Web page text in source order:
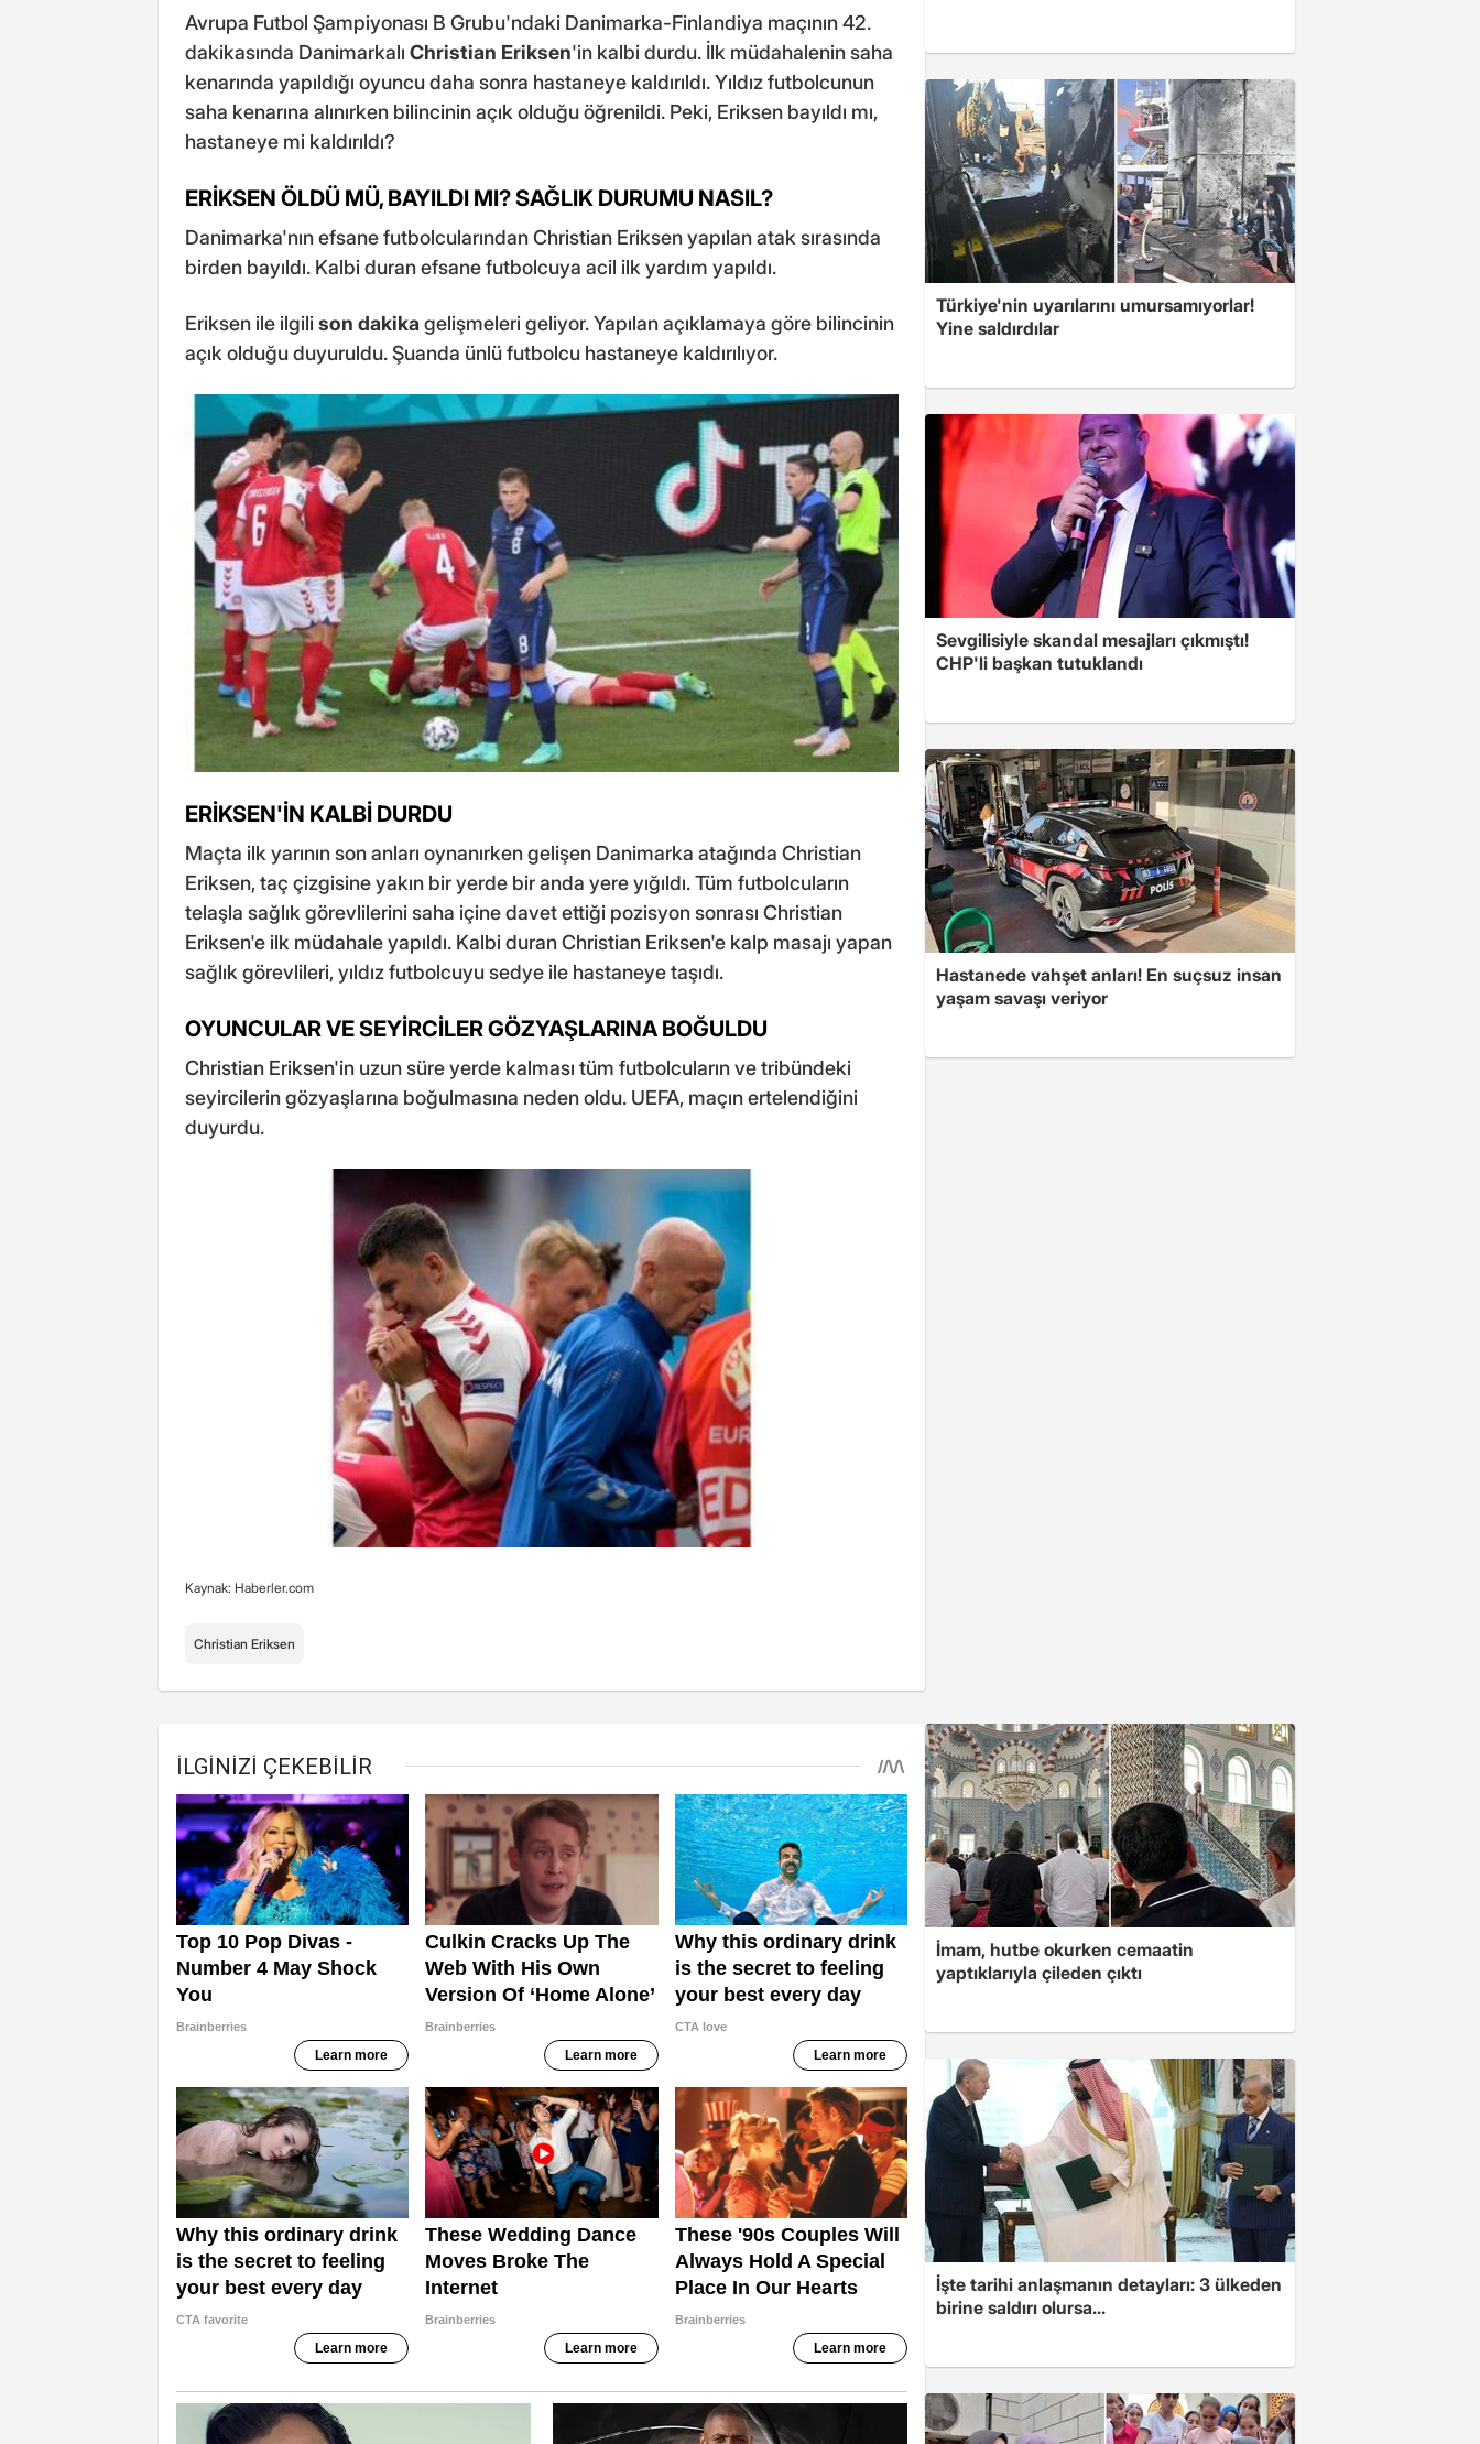
Avrupa Futbol Şampiyonası B Grubu'ndaki Danimarka-Finlandiya maçının 42.
dakikasında Danimarkalı Christian Eriksen'in kalbi durdu. İlk müdahalenin saha
kenarında yapıldığı oyuncu daha sonra hastaneye kaldırıldı. Yıldız futbolcunun
saha kenarına alınırken bilincinin açık olduğu öğrenildi. Peki, Eriksen bayıldı mı,
hastaneye mi kaldırıldı?
ERİKSEN ÖLDÜ MÜ, BAYILDI MI? SAĞLIK DURUMU NASIL?
Danimarka'nın efsane futbolcularından Christian Eriksen yapılan atak sırasında
birden bayıldı. Kalbi duran efsane futbolcuya acil ilk yardım yapıldı.
Eriksen ile ilgilison dakika gelişmeleri geliyor. Yapılan açıklamaya göre bilincinin
açık olduğu duyuruldu. Şuanda ünlü futbolcu hastaneye kaldırılıyor.
ERİKSEN'İN KALBİ DURDU
Maçta ilk yarının son anları oynanırken gelişen Danimarka atağında Christian
Eriksen, taç çizgisine yakın bir yerde bir anda yere yığıldı. Tüm futbolcuların
telaşla sağlık görevlilerini saha içine davet ettiği pozisyon sonrası Christian
Eriksen'e ilk müdahale yapıldı. Kalbi duran Christian Eriksen'e kalp masajı yapan
sağlık görevlileri, yıldız futbolcuyu sedye ile hastaneye taşıdı.
OYUNCULAR VE SEYİRCİLER GÖZYAŞLARINA BOĞULDU
Christian Eriksen'in uzun süre yerde kalması tüm futbolcuların ve tribündeki
seyircilerin gözyaşlarına boğulmasına neden oldu. UEFA, maçın ertelendiğini
duyurdu.
Kaynak: Haberler.com
Christian Eriksen
Türkiye'nin uyarılarını umursamıyorlar!
Yine saldırdılar
Sevgilisiyle skandal mesajları çıkmıştı!
CHP'li başkan tutuklandı
Hastanede vahşet anları! En suçsuz insan
yaşam savaşı veriyor
İmam, hutbe okurken cemaatin
yaptıklarıyla çileden çıktı
İşte tarihi anlaşmanın detayları: 3 ülkeden
birine saldırı olursa...